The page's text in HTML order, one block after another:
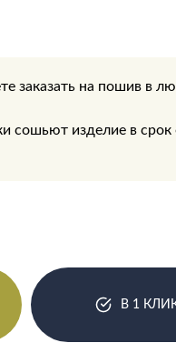
заказать на пошив в
сошьют изделие в срок
В 1